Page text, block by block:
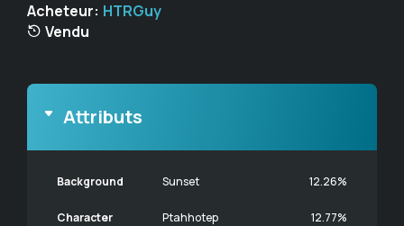
Acheteur: HTRGuy
Vendu
Attributs
Background Sunset 12.26%
Character Ptahhotep 12.77%